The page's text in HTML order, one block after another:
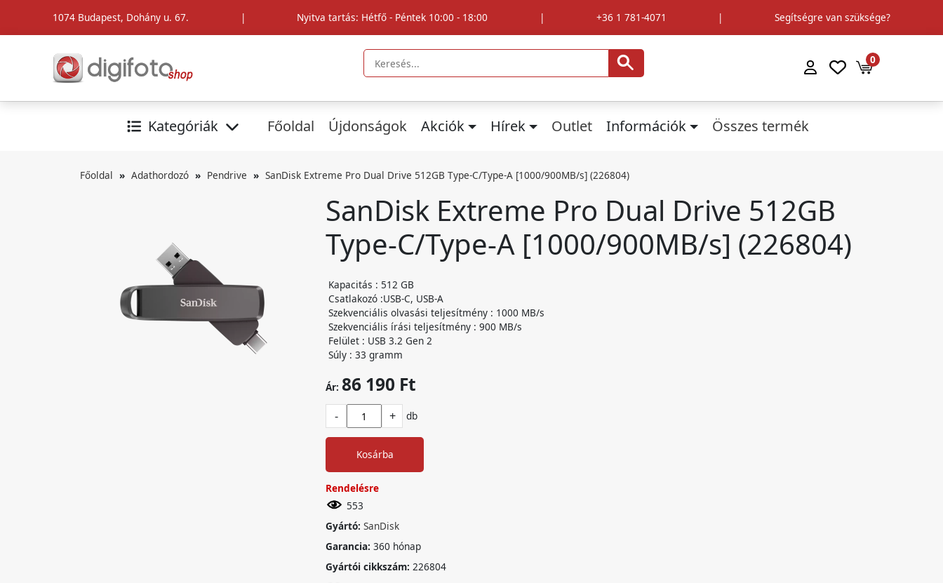
1074 Budapest, Dohány u. 67. | Nyitva tartás: Hétfő - Péntek 10:00 - 18:00 | +36 1 781-4071 | Segítségre van szüksége?
0
Kategóriák Főoldal Újdonságok Akciók Hírek Outlet Információk Összes termék
Főoldal Adathordozó Pendrive SanDisk Extreme Pro Dual Drive 512GB Type-C/Type-A [1000/900MB/s] (226804)
SanDisk Extreme Pro Dual Drive 512GB
Type-C/Type-A [1000/900MB/s] (226804)
Kapacitás : 512 GB
Csatlakozó :USB-C, USB-A
Szekvenciális olvasási teljesítmény : 1000 MB/s
Szekvenciális írási teljesítmény : 900 MB/s
Felület : USB 3.2 Gen 2
Súly : 33 gramm
Ár: 86 190 Ft
- + db
Kosárba
Rendelésre
553
Gyártó: SanDisk
Garancia: 360 hónap
Gyártói cikkszám: 226804